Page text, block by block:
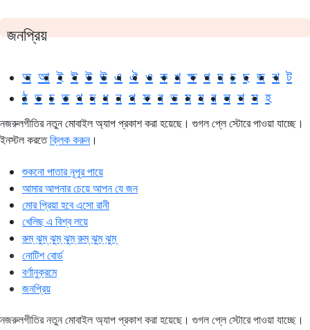
জনপ্রিয়
অ আ ই ঈ উ ঊ এ ঐ ও ক খ ক্ষ গ ঘ চ ছ জ ঝ ট
ঠ ড ঢ ত থ দ ধ ন প ফ ব ভ ম য র ল শ স হ
নজরুলগীতির নতুন মোবাইল অ্যাপ প্রকাশ করা হয়েছে। গুগল প্লে স্টোরে পাওয়া যাচ্ছে।
ইনস্টল করতেক্লিক করুন।
শুকনো পাতার নূপুর পায়ে
আমার আপনার চেয়ে আপন যে জন
মোর প্রিয়া হবে এসো রানী
খেলিছ এ বিশ্ব লয়ে
রুম্ ঝুম্ ঝুম্ ঝুম্ রুম্ ঝুম্ ঝুম্
নোটিশ বোর্ড
বর্ণানুক্রমে
জনপ্রিয়
নজরুলগীতির নতুন মোবাইল অ্যাপ প্রকাশ করা হয়েছে। গুগল প্লে স্টোরে পাওয়া যাচ্ছে।